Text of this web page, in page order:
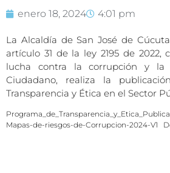
enero 18, 2024 4:01 pm
La Alcaldía de San José de
artículo 31 de la ley 2195 de
lucha contra la corrupción y la
Ciudadano, realiza la
Transparencia y Ética en el Sector
Mapas-de-riesgos-de-Corrupcion-2024-V1